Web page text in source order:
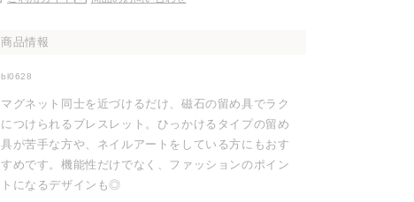
商品情報
bl0628
マグネット同士を近づけるだけ、磁石の留め具でラク
につけられるブレスレット。ひっかけるタイプの留め
具が苦手な方や、ネイルアートをしている方にもおす
すめです。機能性だけでなく、ファッションのポイン
トになるデザインも◎